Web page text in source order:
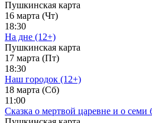
Пушкинская карта
16 марта (Чт)
18:30
На дне (12+)
Пушкинская карта
17 марта (Пт)
18:30
Наш городок (12+)
18 марта (Сб)
11:00
Сказка о мертвой царевне и о семи